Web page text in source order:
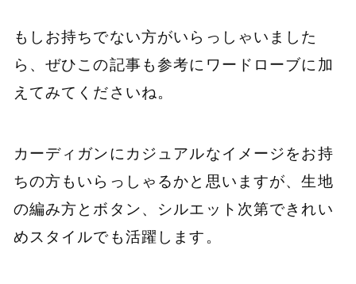
もしお持ちでない方がいらっしゃいました
ら、ぜひこの記事も参考にワードローブに加
えてみてくださいね。
カーディガンにカジュアルなイメージをお持
ちの方もいらっしゃるかと思いますが、生地
の編み方とボタン、シルエット次第できれい
めスタイルでも活躍します。